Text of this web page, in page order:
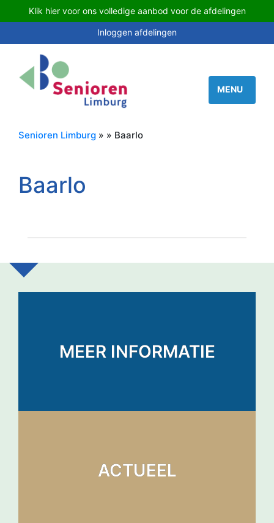
Klik hier voor ons volledige aanbod voor de afdelingen
Inloggen afdelingen
Senioren Limburg » » Baarlo
Baarlo
MEER INFORMATIE
ACTUEEL